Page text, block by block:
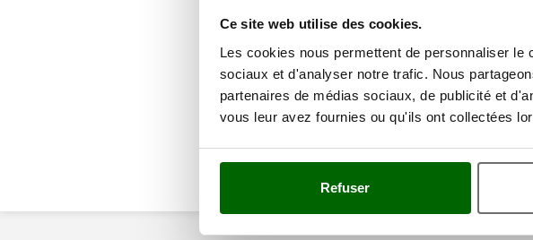
Ce site web utilise des cookies.
Les cookies nous permettent de personnaliser
sociaux et d'analyser notre trafic. Nous
partenaires de médias sociaux, de publicité et
vous leur avez fournies ou qu'ils ont collectées
Refuser